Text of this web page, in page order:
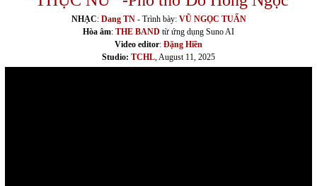
NHẠC: Dang TN- Trình bày: VŨ NGỌC TUẤN
Hòa âm: THE BAND từ ứng dụng Suno AI
Video editor: Đặng Hiền
Studio: TCHL, August 11, 2025